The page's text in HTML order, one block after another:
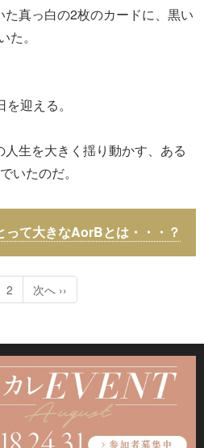
真っ白の2枚のカードに、黒い
。
迎える。
生を大きく揺り動かす、ある
いたのだ。
って大きなAorBとは・・・？
2 次へ ››